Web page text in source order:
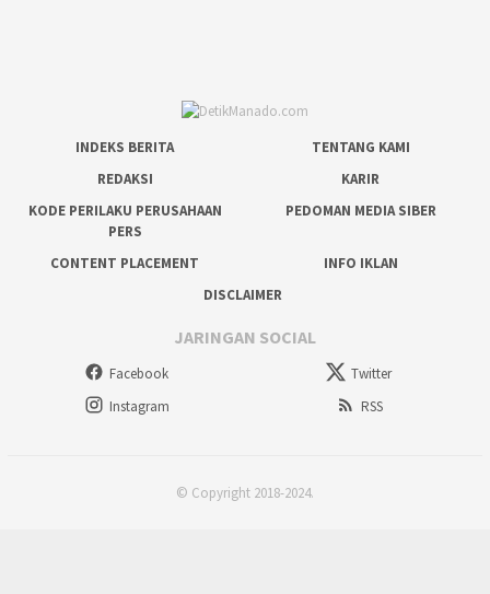
INDEKS BERITA
TENTANG KAMI
REDAKSI
KARIR
KODE PERILAKU PERUSAHAAN
PERS
PEDOMAN MEDIA SIBER
CONTENT PLACEMENT
INFO IKLAN
DISCLAIMER
JARINGAN SOCIAL
Facebook
Twitter
Instagram
RSS
© Copyright 2018-2024.